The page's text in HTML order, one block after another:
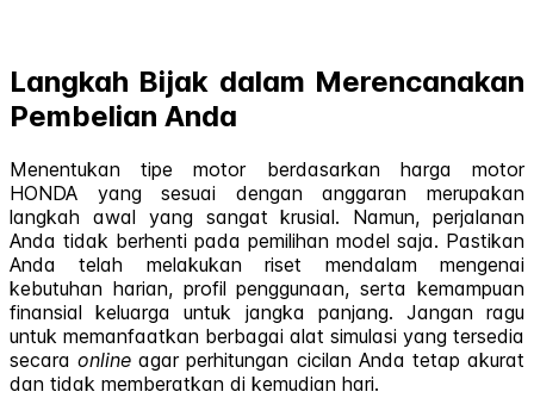
Langkah Bijak dalam Merencanakan
Pembelian Anda
Menentukan tipe motor berdasarkan harga motor
HONDA yang sesuai dengan anggaran merupakan
langkah awal yang sangat krusial. Namun, perjalanan
Anda tidak berhenti pada pemilihan model saja. Pastikan
Anda telah melakukan riset mendalam mengenai
kebutuhan harian, profil penggunaan, serta kemampuan
finansial keluarga untuk jangka panjang. Jangan ragu
untuk memanfaatkan berbagai alat simulasi yang tersedia
secaraonline agar perhitungan cicilan Anda tetap akurat
dan tidak memberatkan di kemudian hari.